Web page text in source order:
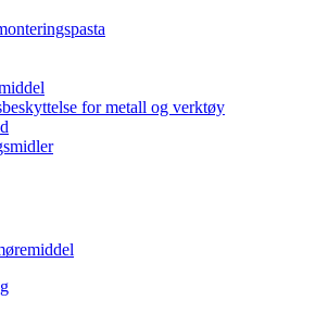
for metall og verktøy